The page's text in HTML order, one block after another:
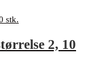
2, 10